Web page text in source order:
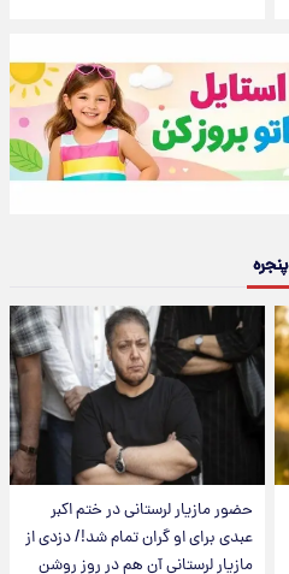
پنجره
حضور مازیار لرستانی در ختم اکبر
عبدی برای او گران تمام شد!/ دزدی از
مازیار لرستانی آن هم در روز روشن